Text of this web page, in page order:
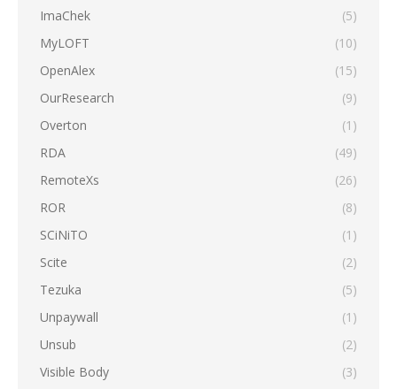
ImaChek
(5)
MyLOFT
(10)
OpenAlex
(15)
OurResearch
(9)
Overton
(1)
RDA
(49)
RemoteXs
(26)
ROR
(8)
SCiNiTO
(1)
Scite
(2)
Tezuka
(5)
Unpaywall
(1)
Unsub
(2)
Visible Body
(3)